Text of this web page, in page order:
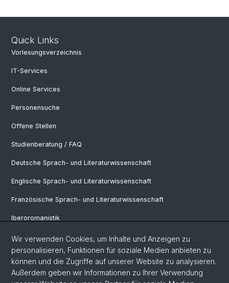
Quick Links
Vorlesungsverzeichnis
IT-Services
Online Services
Personensuche
Offene Stellen
Studienberatung / FAQ
Deutsche Sprach- und Literaturwissenschaft
Englische Sprach- und Literaturwissenschaft
Französische Sprach- und Literaturwissenschaft
Iberoromanistik
Italianistik
Nordistik
Osteuropa-Studien
Wir verwenden Cookies, um Inhalte und Anzeigen zu
personalisieren, Funktionen für soziale Medien anbieten zu
können und die Zugriffe auf unserer Website zu analysieren.
Außerdem geben wir Informationen zu Ihrer Verwendung